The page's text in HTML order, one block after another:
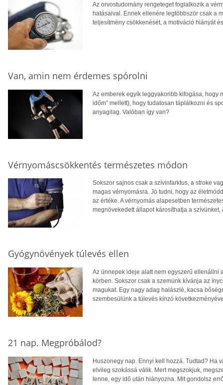
Az orvostudomány rengeteget foglalkozik a
hatásaival. Ennek ellenére legtöbbször csak a
teljesítmény csökkenését, a motiváció hiányát
Van, amin nem érdemes spórolni
Az emberek egyik leggyakoribb kifogása, hogy
időm” mellett), hogy tudatosan táplálkozni és
anyagilag. Valóban így van?
Vérnyomáscsökkentés természetes módon
Sokszor sajnos csak a szívinfarktus, a stroke
magas vérnyomásra. Jó tudni, hogy az
az értéke. A vérnyomás alapesetben
megnövekedett állapot károsíthatja a
Gyógynövények túlevés ellen
Az ünnepek ideje alatt nem egyszerű ellenállni
körben. Sokszor csak a szemünk kívánja az
magukat. Egy nagy adag halászlé, kacsa
szembesülünk a túlevés kínzó
21 nap. Megpróbálod?
Huszonegy nap. Ennyi kell hozzá. Tudtad? Ha
elvileg szokássá válik. Mert megszokjuk,
lenne, egy idő után hiányozna. Mit gondolsz